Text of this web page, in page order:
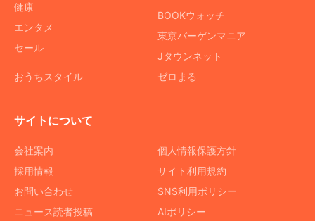
健康
エンタメ
セール
おうちスタイル
BOOKウォッチ
東京バーゲンマニア
Jタウンネット
ゼロまる
サイトについて
会社案内
採用情報
お問い合わせ
ニュース読者投稿
個人情報保護方針
サイト利用規約
SNS利用ポリシー
AIポリシー